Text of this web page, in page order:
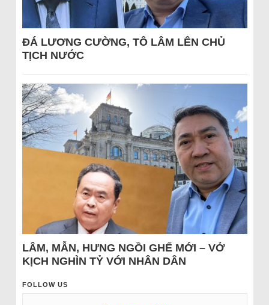
ĐÁ LƯƠNG CƯỜNG, TÔ LÂM LÊN CHỦ
TỊCH NƯỚC
LÂM, MẪN, HƯNG NGỒI GHẾ MỚI – VỞ
KỊCH NGHÌN TỶ VỚI NHÂN DÂN
FOLLOW US